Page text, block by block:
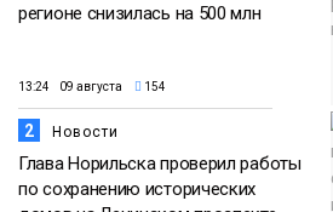
регионе снизилась на 500 млн
13:24 09 августа 154
2 Новости
Глава Норильска проверил работы
по сохранению исторических